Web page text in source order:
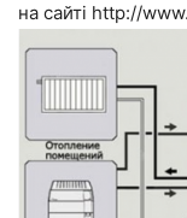
на сайті http://